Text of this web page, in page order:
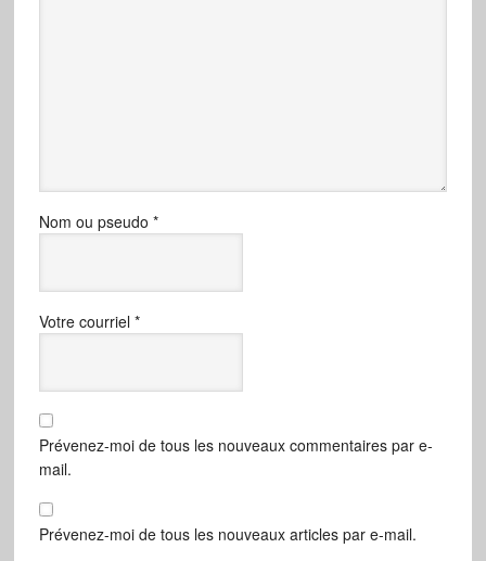
Nom ou pseudo *
Votre courriel *
Prévenez-moi de tous les nouveaux commentaires par e-
mail.
Prévenez-moi de tous les nouveaux articles par e-mail.